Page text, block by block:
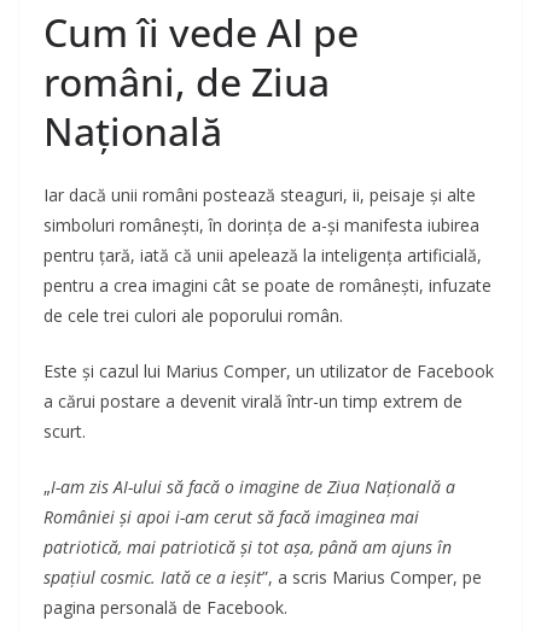
Cum îi vede AI pe
români, de Ziua
Națională
Iar dacă unii români postează steaguri, ii, peisaje și alte
simboluri românești, în dorința de a-și manifesta iubirea
pentru țară, iată că unii apelează la inteligența artificială,
pentru a crea imagini cât se poate de românești, infuzate
de cele trei culori ale poporului român.
Este și cazul lui Marius Comper, un utilizator de Facebook
a cărui postare a devenit virală într-un timp extrem de
scurt.
„I-am zis AI-ului să facă o imagine de Ziua Națională a
României și apoi i-am cerut să facă imaginea mai
patriotică, mai patriotică și tot așa, până am ajuns în
spațiul cosmic. Iată ce a ieșit”, a scris Marius Comper, pe
pagina personală de Facebook.